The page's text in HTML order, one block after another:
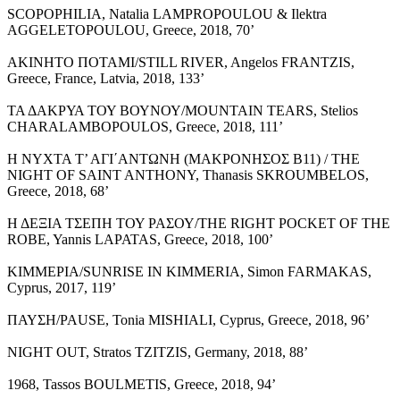
SCOPOPHILIA, Natalia LAMPROPOULOU & Ilektra
AGGELETOPOULOU, Greece, 2018, 70’
ΑΚΙΝΗΤΟ ΠΟΤΑΜΙ/STILL RIVER, Angelos FRANTZIS,
Greece, France, Latvia, 2018, 133’
ΤΑ ΔΑΚΡΥΑ ΤΟΥ ΒΟΥΝΟΥ/MOUNTAIN TEARS, Stelios
CHARALAMBOPOULOS, Greece, 2018, 111’
Η ΝΥΧΤΑ Τ’ ΑΓΙ΄ΑΝΤΩΝΗ (ΜΑΚΡΟΝΗΣΟΣ Β11) / THE
NIGHT OF SAINT ANTHONY, Thanasis SΚROUMBELOS,
Greece, 2018, 68’
Η ΔΕΞΙΑ TΣΕΠΗ ΤΟΥ ΡΑΣΟΥ/THE RIGHT POCKET OF THE
ROBE, Yannis LAPATAS, Greece, 2018, 100’
ΚΙΜΜΕΡΙΑ/SUNRISE IN KIMMERIA, Simon FARMAKAS,
Cyprus, 2017, 119’
ΠΑΥΣΗ/PAUSE, Tonia MISHIALI, Cyprus, Greece, 2018, 96’
NIGHT OUT, Stratos TZITZIS, Germany, 2018, 88’
1968, Tassos BOULMETIS, Greece, 2018, 94’